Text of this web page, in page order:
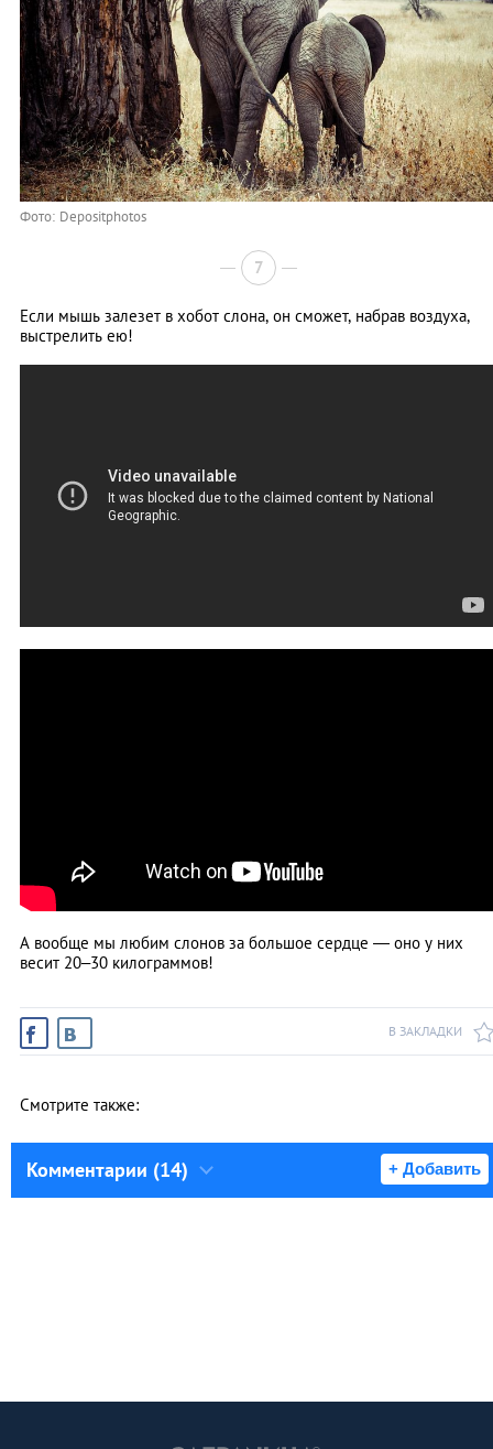
Фото: Depositphotos
7
Если мышь залезет в хобот слона, он сможет, набрав воздуха,
выстрелить ею!
А вообще мы любим слонов за большое сердце ― оно у них
весит 20–30 килограммов!
В ЗАКЛАДКИ
Смотрите также:
Комментарии (14) + Добавить